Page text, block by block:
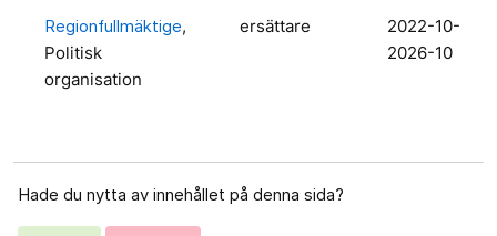
Regionfullmäktige,
Politisk
organisation
ersättare
2022-10-
2026-10
Hade du nytta av innehållet på denna sida?